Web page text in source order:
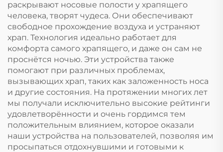
раскрывают носовые полости у храпящего
человека, творят чудеса. Они обеспечивают
свободное прохождение воздуха и устраняют
храп. Технология идеально работает для
комфорта самого храпящего, и даже он сам не
проснётся ночью. Эти устройства также
помогают при различных проблемах,
вызывающих храп, таких как заложенность носа
и другие состояния. На протяжении многих лет
мы получали исключительно высокие рейтинги
удовлетворённости и очень гордимся тем
положительным влиянием, которое оказали
наши устройства на пользователей, позволяя им
просыпаться отдохнувшими и готовыми к